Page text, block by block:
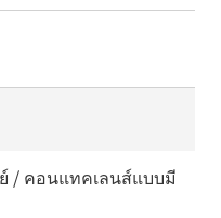
/ คอนแทคเลนส์แบบมี